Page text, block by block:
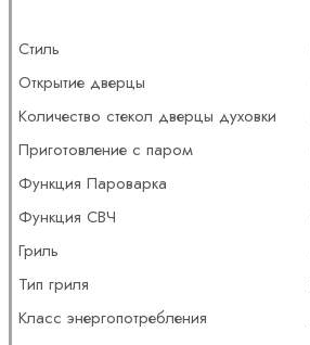
Стиль
Открытие дверцы
Количество стекол дверцы духовки
Приготовление с паром
Функция Пароварка
Функция СВЧ
Гриль
Тип гриля
Класс энергопотребления